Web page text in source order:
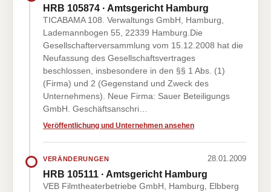
HRB 105874 · Amtsgericht Hamburg
TICABAMA 108. Verwaltungs GmbH, Hamburg,
Lademannbogen 55, 22339 Hamburg.Die
Gesellschafterversammlung vom 15.12.2008 hat die
Neufassung des Gesellschaftsvertrages
beschlossen, insbesondere in den §§ 1 Abs. (1)
(Firma) und 2 (Gegenstand und Zweck des
Unternehmens). Neue Firma: Sauer Beteiligungs
GmbH. Geschäftsanschri…
Veröffentlichung und Unternehmen ansehen
VERÄNDERUNGEN 28.01.2009
HRB 105111 · Amtsgericht Hamburg
VEB Filmtheaterbetriebe GmbH, Hamburg, Elbberg